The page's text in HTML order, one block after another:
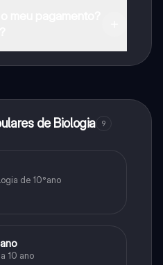
de Biologia 9
de 10°ano
10 ano